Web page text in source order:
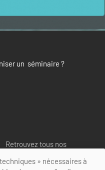
un séminaire ?
Retrouvez tous nos
» nécessaires à